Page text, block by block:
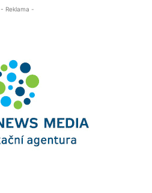
- Reklama -